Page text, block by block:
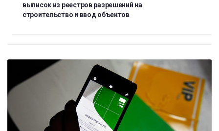
выписок из реестров разрешений на
строительство и ввод объектов